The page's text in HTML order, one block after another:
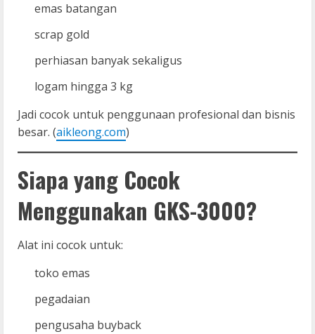
emas batangan
scrap gold
perhiasan banyak sekaligus
logam hingga 3 kg
Jadi cocok untuk penggunaan profesional dan bisnis
besar. (aikleong.com)
Siapa yang Cocok
Menggunakan GKS-3000?
Alat ini cocok untuk:
toko emas
pegadaian
pengusaha buyback